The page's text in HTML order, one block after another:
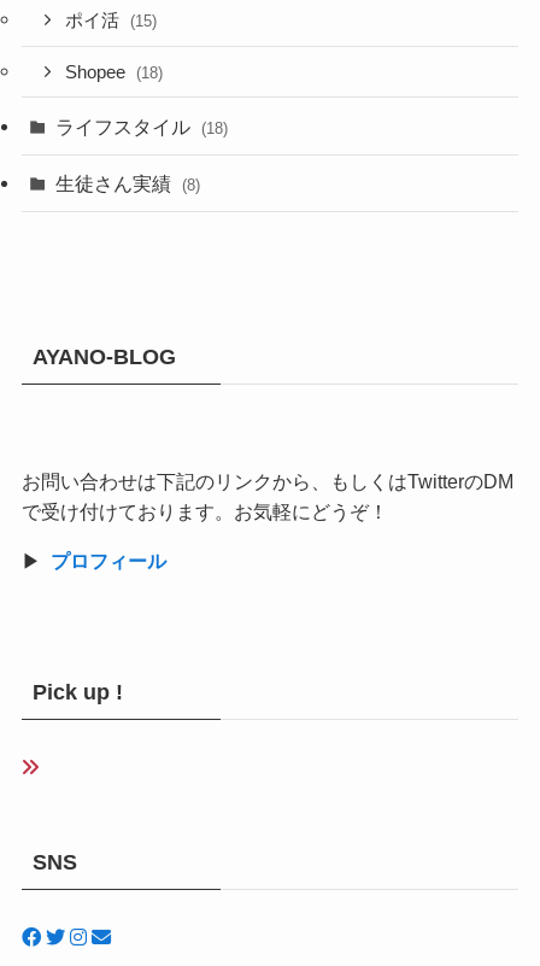
ポイ活 (15)
Shopee (18)
ライフスタイル (18)
生徒さん実績 (8)
AYANO-BLOG
お問い合わせは下記のリンクから、もしくはTwitterのDM
で受け付けております。お気軽にどうぞ！
▶︎ プロフィール
Pick up !
SNS